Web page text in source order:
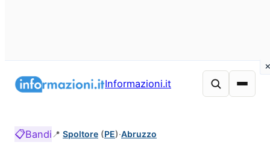
Informazioni.it
📋Bandi 📍 Spoltore (PE)·Abruzzo